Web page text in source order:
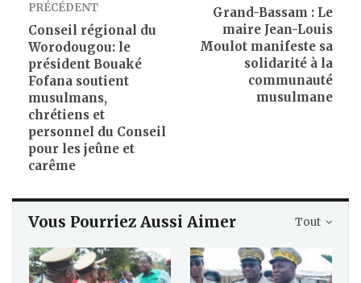
PRÉCÉDENT
Conseil régional du
Worodougou: le
président Bouaké
Fofana soutient
musulmans,
chrétiens et
personnel du Conseil
pour les jeûne et
carême
Grand-Bassam : Le
maire Jean-Louis
Moulot manifeste sa
solidarité à la
communauté
musulmane
Tout
Vous Pourriez Aussi Aimer